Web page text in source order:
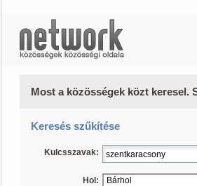
Most a közösségek közt keresel.
Keresés szűkítése
Kulcsszavak:
Hol: